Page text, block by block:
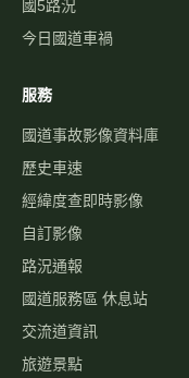
國5路況
今日國道車禍
服務
國道事故影像資料庫
歷史車速
經緯度查即時影像
自訂影像
路況通報
國道服務區 休息站
交流道資訊
旅遊景點